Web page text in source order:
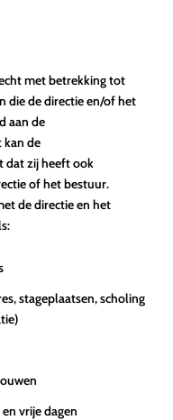
met betrekking tot
die de directie en/of het
aan de
kan de
dat zij heeft ook
of het bestuur.
de directie en het
stageplaatsen, scholing
vrije dagen